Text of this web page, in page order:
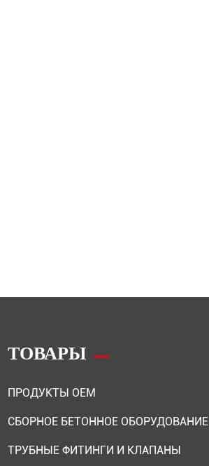
ТОВАРЫ
ПРОДУКТЫ OEM
СБОРНОЕ БЕТОННОЕ ОБОРУДОВАНИЕ
ТРУБНЫЕ ФИТИНГИ И КЛАПАНЫ